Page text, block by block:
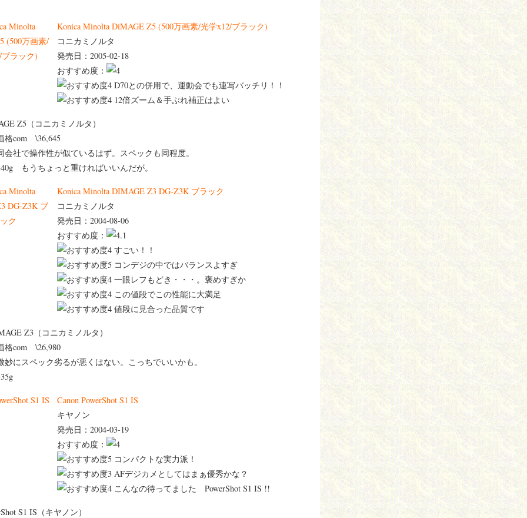
Konica Minolta DiMAGE Z5 (500万画素/光学x12/ブラック)
コニカミノルタ
発売日：2005-02-18
おすすめ度：
D70との併用で、運動会でも連写バッチリ！！
12倍ズーム＆手ぶれ補正はよい
Z5（コニカミノルタ）
格com \36,645
会社で操作性が似ているはず。スペックも同程度。
もうちょっと重ければいいんだが。
Konica Minolta DIMAGE Z3 DG-Z3K ブラック
コニカミノルタ
発売日：2004-08-06
おすすめ度：
すごい！！
コンデジの中ではバランスよすぎ
一眼レフもどき・・・。褒めすぎか
この値段でこの性能に大満足
値段に見合った品質です
Z3（コニカミノルタ）
格com \26,980
妙にスペック劣るが悪くはない。こっちでいいかも。
Canon PowerShot S1 IS
キヤノン
発売日：2004-03-19
おすすめ度：
コンパクトな実力派！
AFデジカメとしてはまぁ優秀かな？
こんなの待ってました PowerShot S1 IS !!
S1 IS（キヤノン）